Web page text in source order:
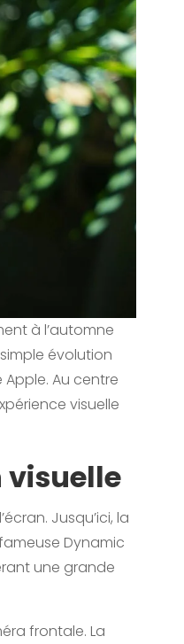
à l’automne
évolution
Au centre
visuelle
visuelle
Jusqu’ici, la
Dynamic
une grande
frontale. La